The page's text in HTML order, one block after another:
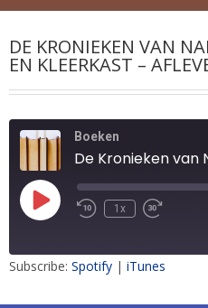
DE KRONIEKEN VAN
EN KLEERKAST –
Boeken
1x
Subscribe: Spotify | iTunes